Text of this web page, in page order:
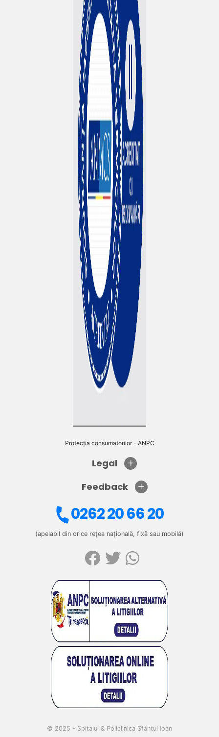
Protecția consumatorilor - ANPC
Legal
Feedback
0262 20 66 20
(apelabil din orice rețea națională, fixă sau mobilă)
© 2025 - Spitalul & Policlinica Sfântul Ioan